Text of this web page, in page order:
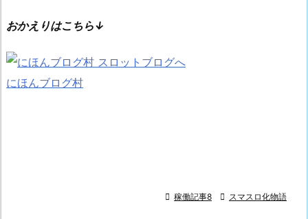
おかえりはこちら↓
にほんブログ村
 稼働記事8  スマスロ化物語